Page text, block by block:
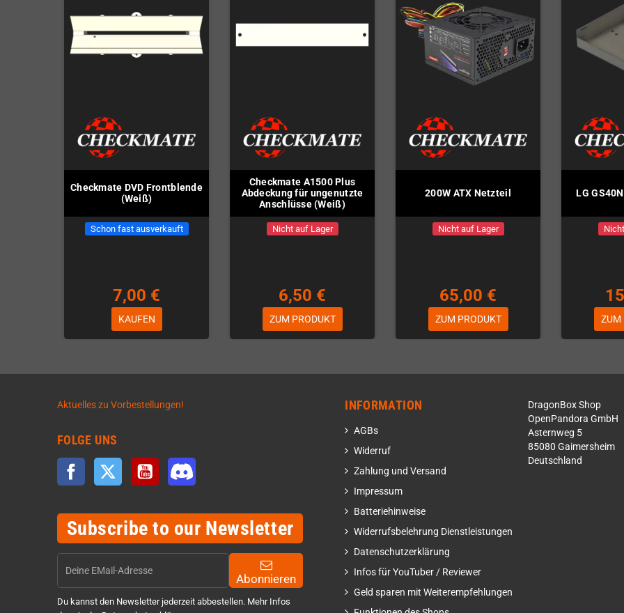
Checkmate DVD Frontblende
(Weiß)
Schon fast ausverkauft
7,00 €
KAUFEN
Checkmate A1500 Plus
Abdeckung für ungenutzte
Anschlüsse (Weiß)
Nicht auf Lager
6,50 €
ZUM PRODUKT
200W ATX Netzteil
Nicht auf Lager
65,00 €
ZUM PRODUKT
LG
ZUM
Aktuelles zu Vorbestellungen!
FOLGE UNS
Facebook Twitter YouTube
Subscribe to our Newsletter
Abonnieren
Du kannst den Newsletter jederzeit abbestellen. Mehr Infos
INFORMATION
AGBs
Widerruf
Zahlung und Versand
Impressum
Batteriehinweise
Widerrufsbelehrung Dienstleistungen
Datenschutzerklärung
Infos für YouTuber / Reviewer
Geld sparen mit Weiterempfehlungen
DragonBox Shop
OpenPandora GmbH
Asternweg 5
85080 Gaimersheim
Deutschland